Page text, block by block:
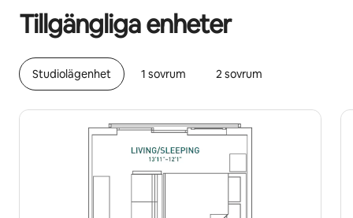
Tillgängliga enheter
Studiolägenhet 1 sovrum 2 sovrum